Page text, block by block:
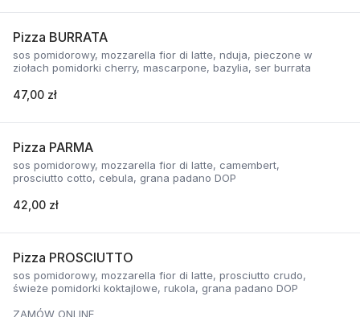
Pizza BURRATA
sos pomidorowy, mozzarella fior di latte, nduja, pieczone w
ziołach pomidorki cherry, mascarpone, bazylia, ser burrata
47,00 zł
Pizza PARMA
sos pomidorowy, mozzarella fior di latte, camembert,
prosciutto cotto, cebula, grana padano DOP
42,00 zł
Pizza PROSCIUTTO
sos pomidorowy, mozzarella fior di latte, prosciutto crudo,
świeże pomidorki koktajlowe, rukola, grana padano DOP
ZAMÓW ONLINE